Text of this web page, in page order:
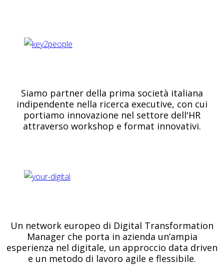
Siamo partner della prima società italiana
indipendente nella ricerca executive, con cui
portiamo innovazione nel settore dell'HR
attraverso workshop e format innovativi.
Un network europeo di Digital Transformation
Manager che porta in azienda un’ampia
esperienza nel digitale, un approccio data driven
e un metodo di lavoro agile e flessibile.